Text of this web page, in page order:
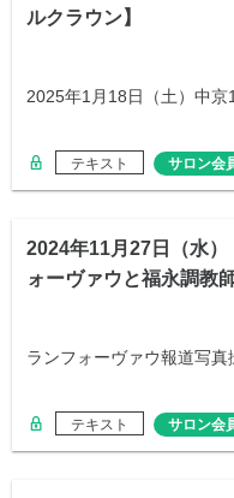
ルクラウン】
2025年1月18日（土）中京
テキスト サロン会
2024年11月27日（水）
ォーヴァウと福永調教師
ランフォーヴァウ報道写真
テキスト サロン会